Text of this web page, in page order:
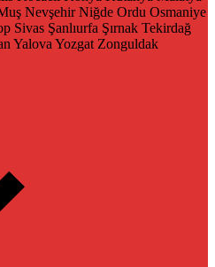
Nevşehir Niğde Ordu Osmaniye
Sivas Şanlıurfa Şırnak Tekirdağ
Yalova Yozgat Zonguldak